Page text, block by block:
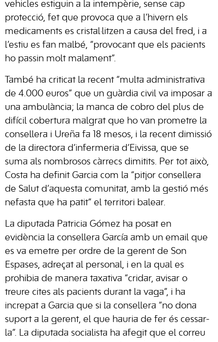
vehicles estiguin a la intempèrie, sense cap
protecció, fet que provoca que a l’hivern els
medicaments es cristal·litzen a causa del fred, i a
l’estiu es fan malbé, “provocant que els pacients
ho passin molt malament”.
També ha criticat la recent “multa administrativa
de 4.000 euros” que un guàrdia civil va imposar a
una ambulància; la manca de cobro del plus de
difícil cobertura malgrat que ho van prometre la
consellera i Ureña fa 18 mesos, i la recent dimissió
de la directora d’infermeria d’Eivissa, que se
suma als nombrosos càrrecs dimitits. Per tot això,
Costa ha definit Garcia com la “pitjor consellera
de Salut d’aquesta comunitat, amb la gestió més
nefasta que ha patit” el territori balear.
La diputada Patricia Gómez ha posat en
evidència la consellera García amb un email que
es va emetre per ordre de la gerent de Son
Espases, adreçat al personal, i en la qual es
prohibia de manera taxativa “cridar, avisar o
treure cites als pacients durant la vaga”, i ha
increpat a Garcia que si la consellera “no dona
suport a la gerent, el que hauria de fer és cessar-
la”. La diputada socialista ha afegit que el correu